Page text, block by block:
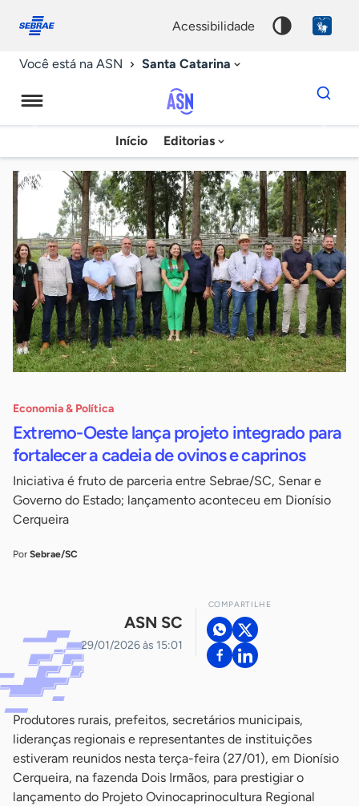
conosco
acessibilidade
Você está na ASN Santa Catarina
Agência
Sebrae
de
Notícias
Início Editorias
Dados
para
chave
Economia & Política
Extremo-Oeste lança projeto integrado para
fortalecer a cadeia de ovinos e caprinos
Iniciativa é fruto de parceria entre Sebrae/SC, Senar e
Governo do Estado; lançamento aconteceu em Dionísio
Cerqueira
Por Sebrae/SC
ASN SC
29/01/2026 às 15:01
COMPARTILHE
Produtores rurais, prefeitos, secretários municipais,
lideranças regionais e representantes de instituições
estiveram reunidos nesta terça-feira (27/01), em Dionísio
Cerqueira, na fazenda Dois Irmãos, para prestigiar o
lançamento do Projeto Ovinocaprinocultura Regional